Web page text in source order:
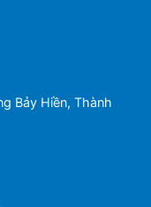
Bảy Hiền, Thành